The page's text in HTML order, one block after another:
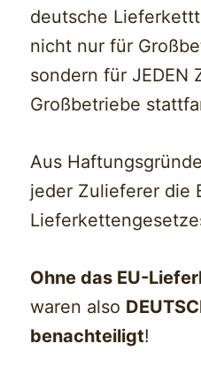
deutsche
nicht nur für
sondern für JEDEN
Großbetriebe
Aus
jeder Zulieferer die
Ohne das EU-
waren also
benachteiligt!